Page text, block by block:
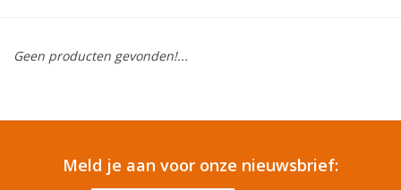
Seizoenenartikelen
Reizen
Feestartikelen
Geen producten gevonden!...
Meld je aan voor onze nieuwsbrief: